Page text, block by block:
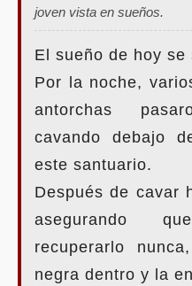
joven vista en sueños.
El sueño de hoy
Por la noche,
antorchas
cavando debajo
este santuario.
Después de cavar
asegurando
recuperarlo
negra dentro y la